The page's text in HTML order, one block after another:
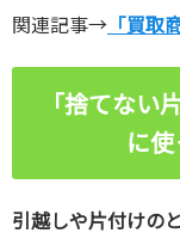
関連記事→ 「買取
「捨てない
に
引越しや片付けの